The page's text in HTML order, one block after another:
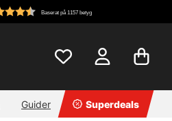
Baserat på 1157 betyg
Guider Superdeals